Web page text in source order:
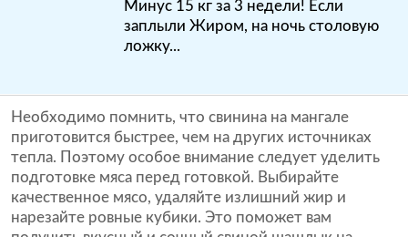
Минус 15 кг за 3 недели! Если
заплыли Жиром, на ночь столовую
ложку...
Необходимо помнить, что свинина на мангале
приготовится быстрее, чем на других источниках
тепла. Поэтому особое внимание следует уделить
подготовке мяса перед готовкой. Выбирайте
качественное мясо, удаляйте излишний жир и
нарезайте ровные кубики. Это поможет вам